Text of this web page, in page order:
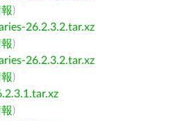
)
26.2.3.2.tar.xz
)
26.2.3.2.tar.xz
)
)